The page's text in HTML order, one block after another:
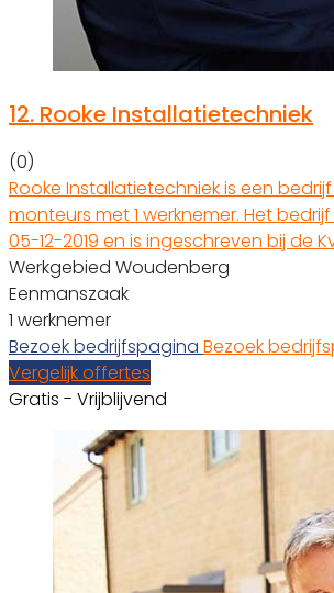
12. Rooke Installatietechniek
(0)
Rooke Installatietechniek is een
monteurs met 1 werknemer. Het
05-12-2019 en is ingeschreven bij de
Werkgebied Woudenberg
Eenmanszaak
1 werknemer
Bezoek bedrijfspagina Bezoek
Vergelijk offertes
Gratis - Vrijblijvend